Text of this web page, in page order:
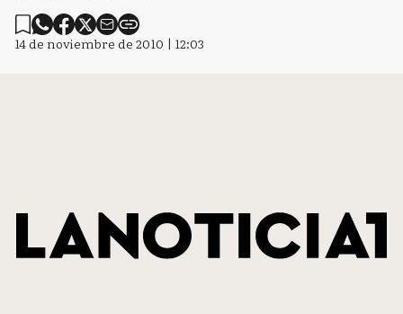
14 de noviembre de 2010 | 12:03